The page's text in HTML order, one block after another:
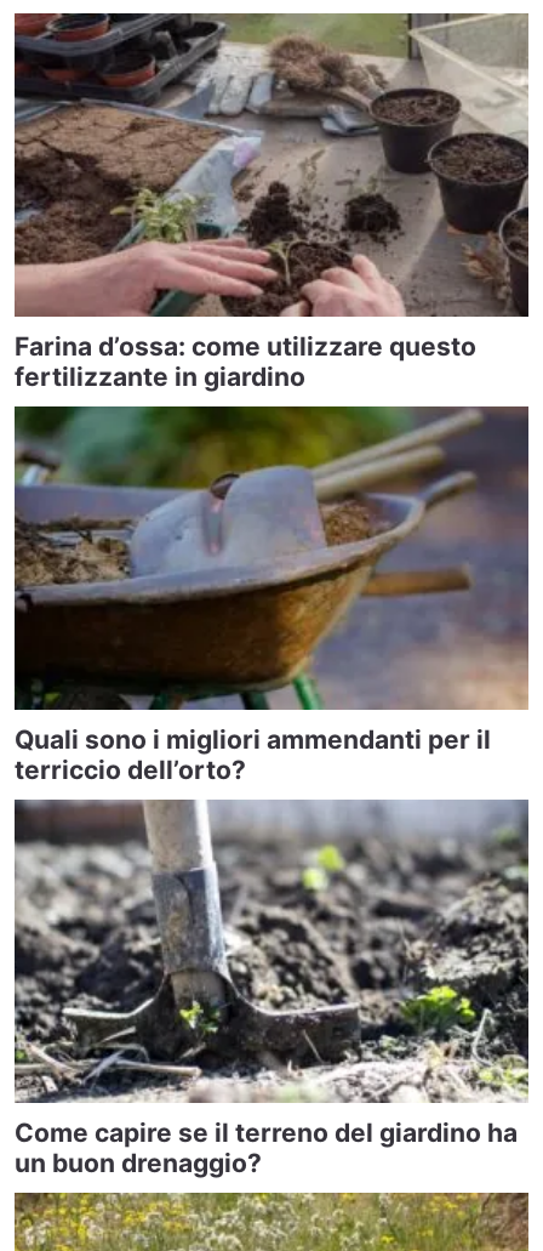
Farina d’ossa: come utilizzare questo
fertilizzante in giardino
Quali sono i migliori ammendanti per il
terriccio dell’orto?
Come capire se il terreno del giardino ha
un buon drenaggio?